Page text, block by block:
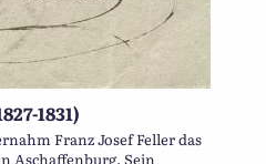
1831)
Franz Josef Feller das
Aschaffenburg. Sein